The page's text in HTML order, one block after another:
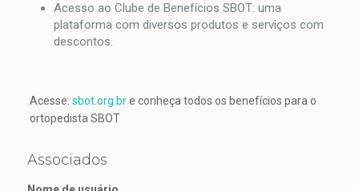
Acesso ao Clube de Benefícios SBOT: uma
plataforma com diversos produtos e serviços com
descontos.
Acesse:sbot.org.bre conheça todos os benefícios para o
ortopedista SBOT
Associados